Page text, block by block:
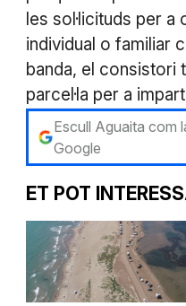
les sol·licituds per a
individual o familiar
banda, el consistori
parcel·la per a
Escull Aguaita com
Google
ET POT